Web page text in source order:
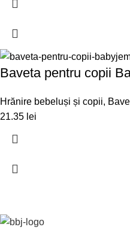
Baveta pentru copii
Hrănire bebeluși și copii,
21.35 lei